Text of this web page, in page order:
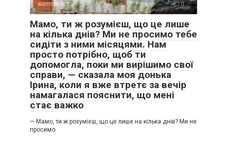
життєві історії 0
Мамо, ти ж розумієш, що це лише
на кілька днів? Ми не просимо тебе
сидіти з ними місяцями. Нам
просто потрібно, щоб ти
допомогла, поки ми вирішимо свої
справи, — сказала моя донька
Ірина, коли я вже втретє за вечір
намагалася пояснити, що мені
стає важко
— Мамо, ти ж розумієш, що це лише на кілька днів? Ми не
просимо